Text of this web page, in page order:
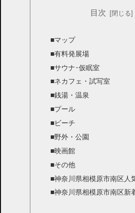
目次
■マップ
■有料発展場
■サウナ･仮眠室
■ネカフェ・試写室
■銭湯・温泉
■プール
■ビーチ
■野外・公園
■映画館
■その他
■神奈川県相模原市南区人
■神奈川県相模原市南区新